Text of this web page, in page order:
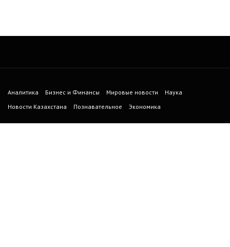
Аналитика Бизнес и Финансы Мировые новости
Наука
Новости Казахстана
Познавательное Экономика